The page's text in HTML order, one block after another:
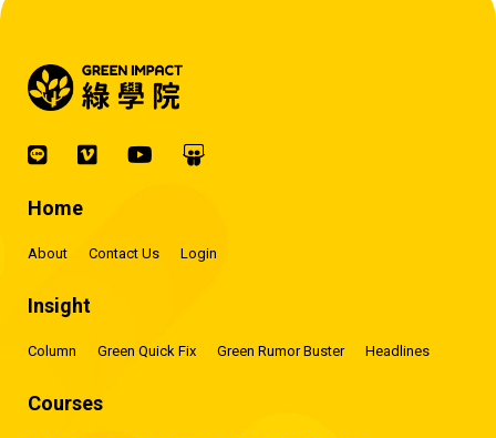
Home
About Contact Us Login
Insight
Column Green Quick Fix Green Rumor Buster Headlines
Courses